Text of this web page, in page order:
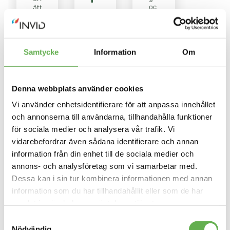
Samtycke Information Om
Denna webbplats använder cookies
Vi använder enhetsidentifierare för att anpassa innehållet
och annonserna till användarna, tillhandahålla funktioner
för sociala medier och analysera vår trafik. Vi
vidarebefordrar även sådana identifierare och annan
information från din enhet till de sociala medier och
annons- och analysföretag som vi samarbetar med.
Dessa kan i sin tur kombinera informationen med annan
information som du har tillhandahållit eller som de har
Läs mer om vår Integritetspolicy
ätt
int
tio
pr
es
r
h
sk
öt
er
do
ku
en
tat
n
h
f
ö
r
e
t
s
m
a
r
k
n
a
oc
mli
ha
eri
ng
pe
rs
on
ta.